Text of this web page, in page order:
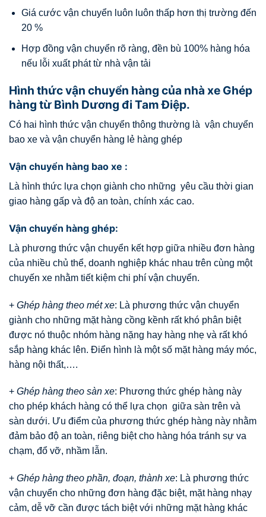
Giá cước vận chuyển luôn luôn thấp hơn thị trường đến
20 %
Hợp đồng vận chuyển rõ ràng, đền bù 100% hàng hóa
nếu lỗi xuất phát từ nhà vận tải
Hình thức vận chuyển hàng của nhà xe Ghép
hàng từ Bình Dương đi Tam Điệp.
Có hai hình thức vận chuyển thông thường là vận chuyển
bao xe và vận chuyển hàng lẻ hàng ghép
Vận chuyển hàng bao xe :
Là hình thức lựa chọn giành cho những yêu cầu thời gian
giao hàng gấp và độ an toàn, chính xác cao.
Vận chuyển hàng ghép:
Là phương thức vận chuyển kết hợp giữa nhiều đơn hàng
của nhiều chủ thể, doanh nghiệp khác nhau trên cùng một
chuyến xe nhằm tiết kiệm chi phí vận chuyển.
+ Ghép hàng theo mét xe: Là phương thức vận chuyển
giành cho những mặt hàng cồng kềnh rất khó phân biệt
được nó thuộc nhóm hàng nặng hay hàng nhẹ và rất khó
sắp hàng khác lên. Điển hình là một số mặt hàng máy móc,
hàng nội thất,….
+ Ghép hàng theo sàn xe: Phương thức ghép hàng này
cho phép khách hàng có thể lựa chọn giữa sàn trên và
sàn dưới. Ưu điểm của phương thức ghép hàng này nhằm
đảm bảo độ an toàn, riêng biệt cho hàng hóa tránh sự va
chạm, đổ vỡ, nhầm lẫn.
+ Ghép hàng theo phần, đoạn, thành xe: Là phương thức
vận chuyển cho những đơn hàng đặc biệt, mặt hàng nhạy
cảm, dễ vỡ cần được tách biệt với những mặt hàng khác